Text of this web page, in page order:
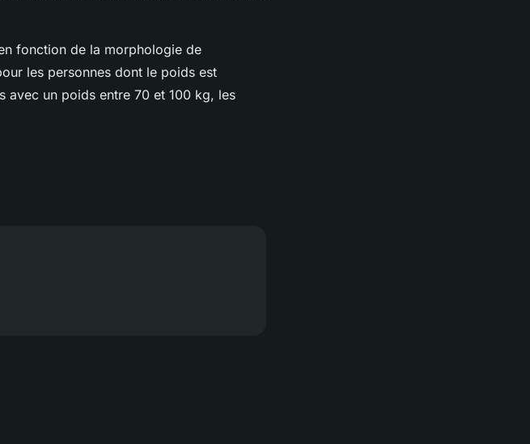
fonction de la morphologie de
les personnes dont le poids est
avec un poids entre 70 et 100 kg, les